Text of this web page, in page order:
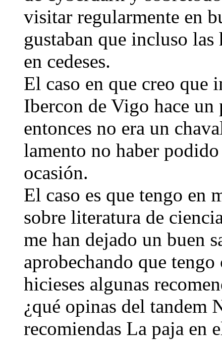
visitar regularmente en
gustaban que incluso
en cedeses.
El caso en que creo que
Ibercon de Vigo hace un
entonces no era un
lamento no haber
ocasión.
El caso es que tengo en
sobre literatura de
me han dejado un buen
aprobechando que
hicieses algunas
¿qué opinas del tandem
recomiendas La paja en